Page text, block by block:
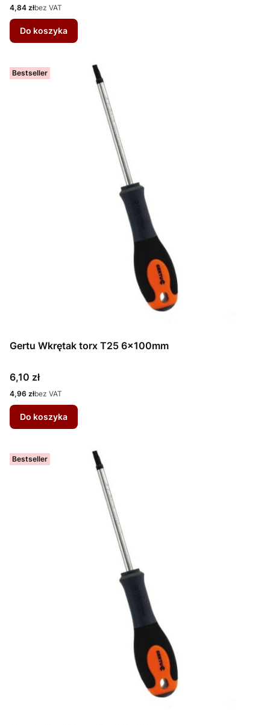
Cena
4,84 złbez VAT
Do koszyka
Bestseller
Gertu Wkrętak torx T25 6x100mm
Cena
6,10 zł
Cena
4,96 złbez VAT
Do koszyka
Bestseller